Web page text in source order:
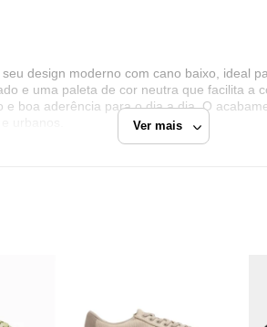
Social
Ver mais
design moderno com cano baixo, ideal
e uma paleta de cor neutra que facilita a
boa aderência para o dia a dia. O
combinando materiais bem